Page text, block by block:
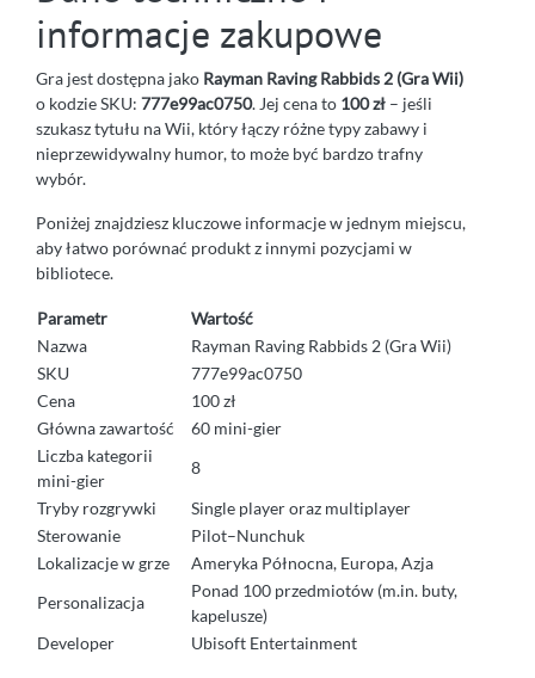
informacje zakupowe
Gra jest dostępna jako Rayman Raving Rabbids 2 (Gra Wii)
o kodzie SKU: 777e99ac0750. Jej cena to 100 zł – jeśli
szukasz tytułu na Wii, który łączy różne typy zabawy i
nieprzewidywalny humor, to może być bardzo trafny
wybór.
Poniżej znajdziesz kluczowe informacje w jednym miejscu,
aby łatwo porównać produkt z innymi pozycjami w
bibliotece.
Parametr
Wartość
Nazwa
Rayman Raving Rabbids 2 (Gra Wii)
SKU
777e99ac0750
Cena
100 zł
Główna zawartość
60 mini-gier
Liczba kategorii
mini-gier
8
Tryby rozgrywki
Single player oraz multiplayer
Sterowanie
Pilot–Nunchuk
Lokalizacje w grze
Ameryka Północna, Europa, Azja
Personalizacja
Ponad 100 przedmiotów (m.in. buty,
kapelusze)
Developer
Ubisoft Entertainment